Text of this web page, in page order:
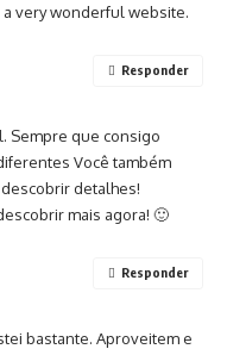
very wonderful website.
Sempre que consigo
Você também
detalhes!
mais agora! 🙂
Responder
bastante. Aproveitem e
Responder